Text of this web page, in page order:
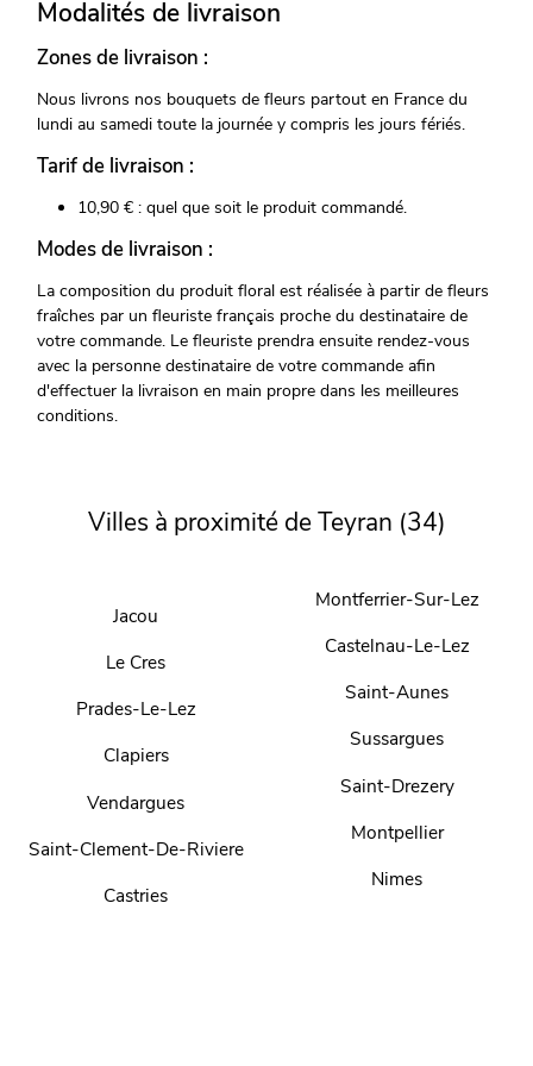
Modalités de livraison
Zones de livraison :
Nous livrons nos bouquets de fleurs partout en France du
lundi au samedi toute la journée y compris les jours fériés.
Tarif de livraison :
10,90 € : quel que soit le produit commandé.
Modes de livraison :
La composition du produit floral est réalisée à partir de fleurs
fraîches par un fleuriste français proche du destinataire de
votre commande. Le fleuriste prendra ensuite rendez-vous
avec la personne destinataire de votre commande afin
d'effectuer la livraison en main propre dans les meilleures
conditions.
Villes à proximité de Teyran (34)
Jacou
Le Cres
Prades-Le-Lez
Clapiers
Vendargues
Saint-Clement-De-Riviere
Castries
Montferrier-Sur-Lez
Castelnau-Le-Lez
Saint-Aunes
Sussargues
Saint-Drezery
Montpellier
Nimes